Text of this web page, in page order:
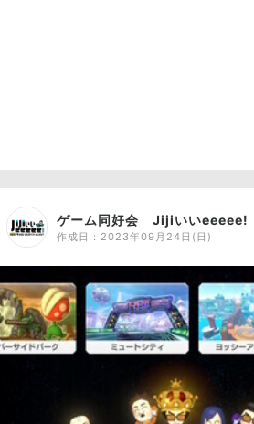
ゲーム同好会 Jijiいいeeeee!
作成日： 2023年09月24日(日)